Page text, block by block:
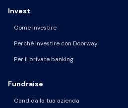
Invest
Come investire
Perché investire con Doorway
Per il private banking
Fundraise
Candida la tua azienda